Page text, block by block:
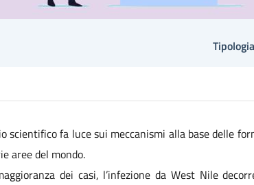
scientifico fa luce sui meccanismi alla base delle
aree del mondo.
dei casi, l’infezione da West Nile